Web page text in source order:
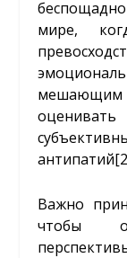
мире,
мешающим
антипатий
Важно
чтобы